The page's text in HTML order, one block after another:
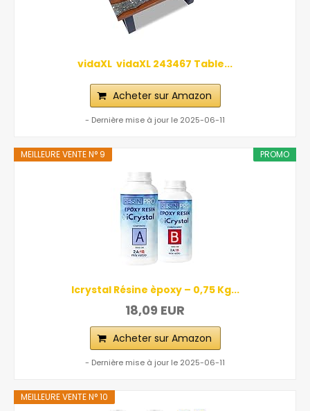
vidaXL ‎ vidaXL‎ ‎243467 Table...
Acheter sur Amazon
- Dernière mise à jour le 2025-06-11
PROMO
MEILLEURE VENTE N° 9
Icrystal Résine èpoxy – 0,75 Kg...
18,09 EUR
Acheter sur Amazon
- Dernière mise à jour le 2025-06-11
MEILLEURE VENTE N° 10